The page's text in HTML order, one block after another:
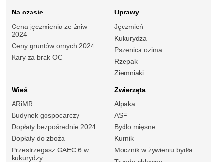
Na czasie
Cena jęczmienia ze żniw
2024
Ceny gruntów ornych 2024
Kary za brak OC
Uprawy
Jęczmień
Kukurydza
Pszenica ozima
Rzepak
Ziemniaki
Wieś
ARiMR
Budynek gospodarczy
Dopłaty bezpośrednie 2024
Dopłaty do zboża
Przestrzegasz GAEC 6 w
kukurydzy
Zwierzęta
Alpaka
ASF
Bydło mięsne
Kurnik
Mocznik w żywieniu bydła